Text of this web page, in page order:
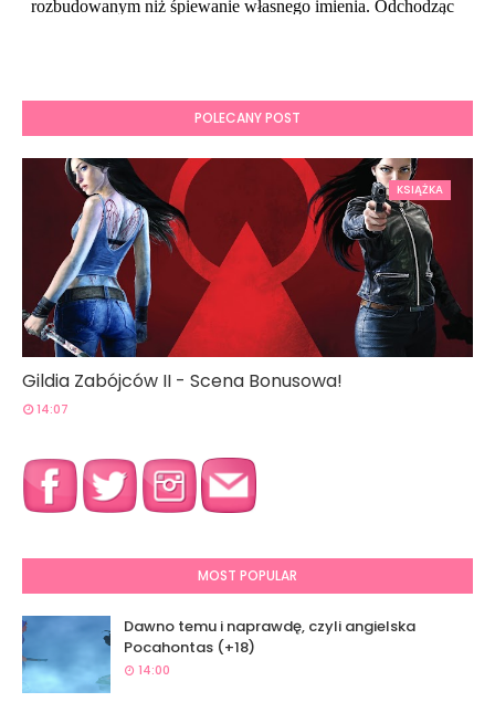
POLECANY POST
KSIĄŻKA
Gildia Zabójców II - Scena Bonusowa!
14:07
MOST POPULAR
Dawno temu i naprawdę, czyli angielska
Pocahontas (+18)
14:00